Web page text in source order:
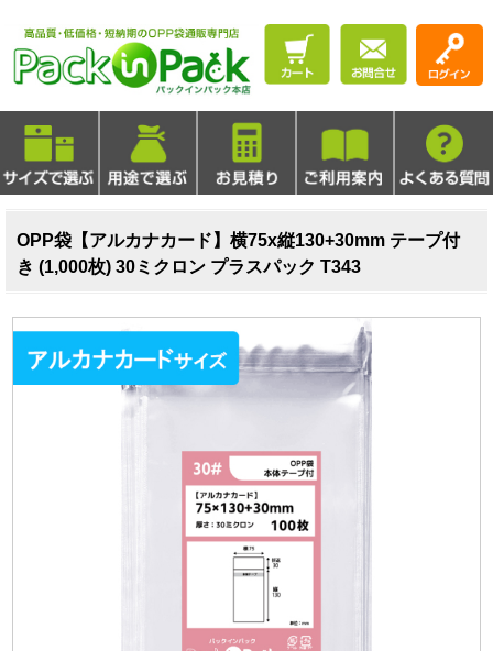
OPP袋【アルカナカード】横75x縦130+30mm テープ付
き (1,000枚) 30ミクロン プラスパック T343